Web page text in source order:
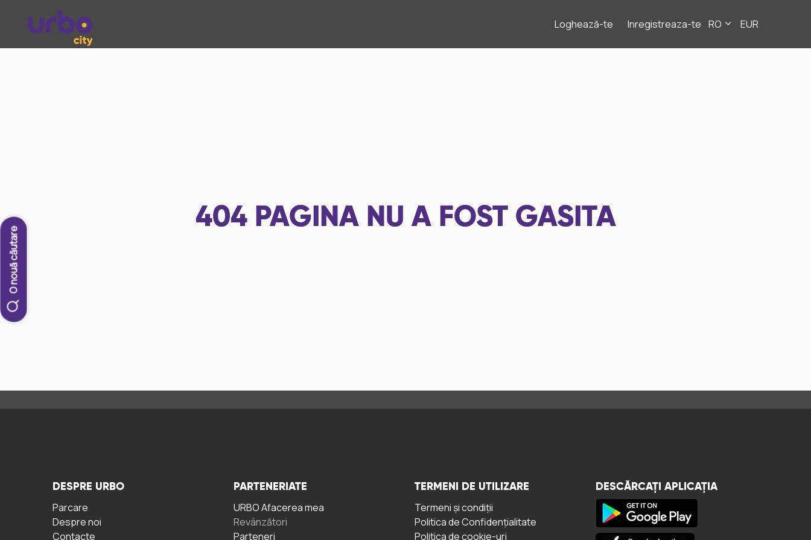
Loghează-te Inregistreaza-te RO EUR
O nouă căutare
404 PAGINA NU A FOST GASITA
DESPRE URBO
Parcare
Despre noi
Contacte
PARTENERIATE
URBO Afacerea mea
Revânzători
Parteneri
TERMENI DE UTILIZARE
Termeni și condiții
Politica de Confidențialitate
Politica de cookie-uri
DESCĂRCAȚI APLICAȚIA